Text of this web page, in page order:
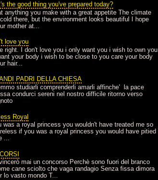
the good thing you've prepared today?
anything you make with a great appetite The climate
there, but the environment looks beautiful I hope
mother at...
love you
right. I don't love you i only want you i wish to own you
your body i wish to be close to you care your body
hair...
PADRI DELLA CHIESA
studiarli comprenderli amarli affinche' la pace
condurci sereni nel nostro difficile ritorno verso
Royal
was a royal princess you wouldn't have treated me so
if you was a royal princess you would have pitied
...
mai un concorso Perchè sono fuori del branco
cane sciolto che vaga randagio Senza fissa dimora
lo vasto mondo T...